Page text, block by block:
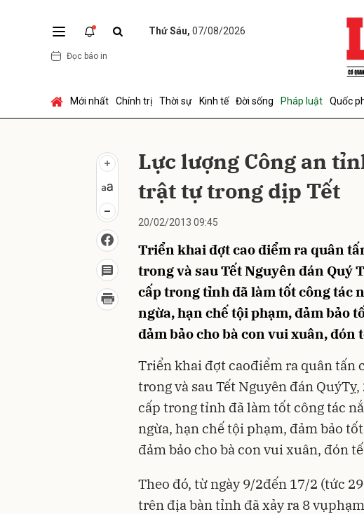
Thứ Sáu, 07/08/2026
Đọc báo in
Mới nhất Chính trị Thời sự Kinh tế Đời sống Pháp luật Quốc
Lực lượng Công an
trật tự trong dịp Tết
20/02/2013 09:45
Triển khai đợt cao điểm ra quân
trong và sau Tết Nguyên đán Quý
cấp trong tỉnh đã làm tốt công tác
ngừa, hạn chế tội phạm, đảm bảo
đảm bảo cho bà con vui xuân, đón
Triển khai đợt caođiểm ra quân tấn
trong và sau Tết Nguyên đán
cấp trong tỉnh đã làm tốt công tác
ngừa, hạn chế tội phạm, đảm bảo
đảm bảo cho bà con vui xuân, đón
Theo đó, từ ngày 9/2đến 17/2 (tức
trên địa bàn tỉnh đã xảy ra 8
Gửi bình